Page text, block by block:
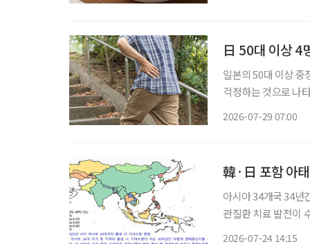
日 50대 이상 4
일본의 50대 이상 중
걱정하는 것으로 나
2026-07-29 07:00
韓·日 포함 아
아시아 34개국 34년
관질환 치료 발전이
2026-07-24 14:15